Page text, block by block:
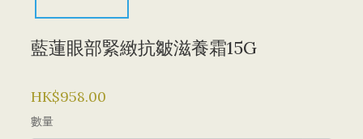
藍蓮眼部緊緻抗皺滋養霜15G
HK$958.00
數量